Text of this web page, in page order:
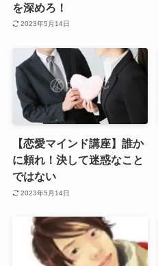
を深めろ！
2023年5月14日
【恋愛マインド講座】誰か
に頼れ！決して迷惑なこと
ではない
2023年5月14日